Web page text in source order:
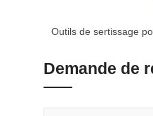
Outils de sertissage
Demande de